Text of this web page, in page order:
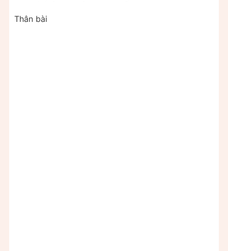
Thân bài